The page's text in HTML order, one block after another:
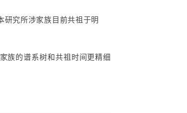
研究所涉家族目前共祖于明
族的谱系树和共祖时间更精细